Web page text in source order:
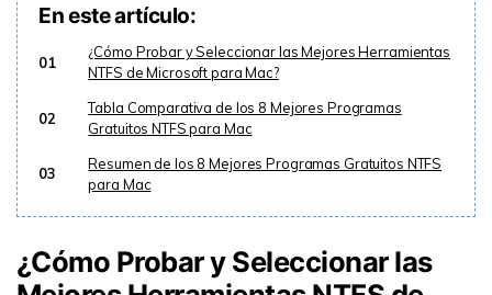
En este artículo:
01
¿Cómo Probar y Seleccionar las Mejores Herramientas
NTFS de Microsoft para Mac?
02
Tabla Comparativa de los 8 Mejores Programas
Gratuitos NTFS para Mac
03
Resumen de los 8 Mejores Programas Gratuitos NTFS
para Mac
¿Cómo Probar y Seleccionar las